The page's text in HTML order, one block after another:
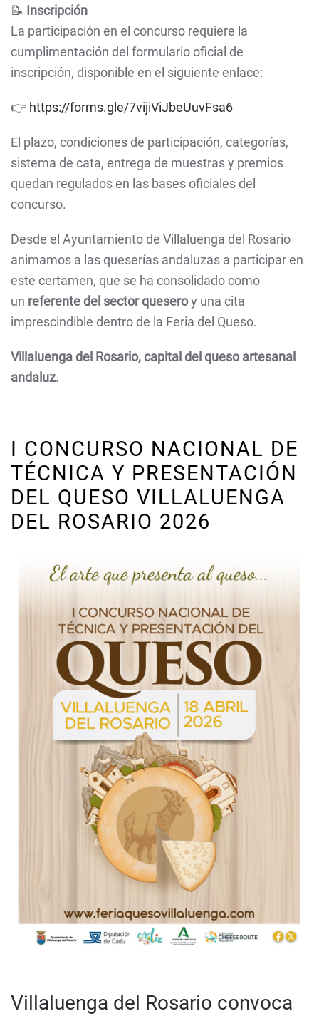
📝 Inscripción
La participación en el concurso requiere la
cumplimentación del formulario oficial de
inscripción, disponible en el siguiente enlace:
👉 https://forms.gle/7vijiViJbeUuvFsa6
El plazo, condiciones de participación, categorías,
sistema de cata, entrega de muestras y premios
quedan regulados en las bases oficiales del
concurso.
Desde el Ayuntamiento de Villaluenga del Rosario
animamos a las queserías andaluzas a participar en
este certamen, que se ha consolidado como
un referente del sector queseroy una cita
imprescindible dentro de la Feria del Queso.
Villaluenga del Rosario, capital del queso artesanal
andaluz.
I CONCURSO NACIONAL DE
TÉCNICA Y PRESENTACIÓN
DEL QUESO VILLALUENGA
DEL ROSARIO 2026
Villaluenga del Rosario convoca